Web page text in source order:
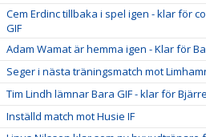
Cem Erdinc tillbaka i spel igen - klar för
GIF
Adam Wamat är hemma igen - Klar för
Seger i nästa träningsmatch mot
Tim Lindh lämnar Bara GIF - klar för
Inställd match mot Husie IF